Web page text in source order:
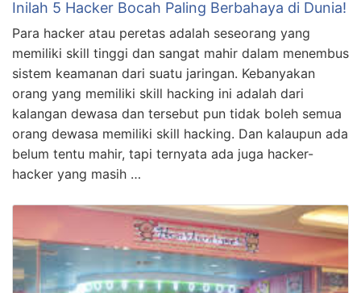
Inilah 5 Hacker Bocah Paling Berbahaya di Dunia!
Para hacker atau peretas adalah seseorang yang
memiliki skill tinggi dan sangat mahir dalam menembus
sistem keamanan dari suatu jaringan. Kebanyakan
orang yang memiliki skill hacking ini adalah dari
kalangan dewasa dan tersebut pun tidak boleh semua
orang dewasa memiliki skill hacking. Dan kalaupun ada
belum tentu mahir, tapi ternyata ada juga hacker-
hacker yang masih …